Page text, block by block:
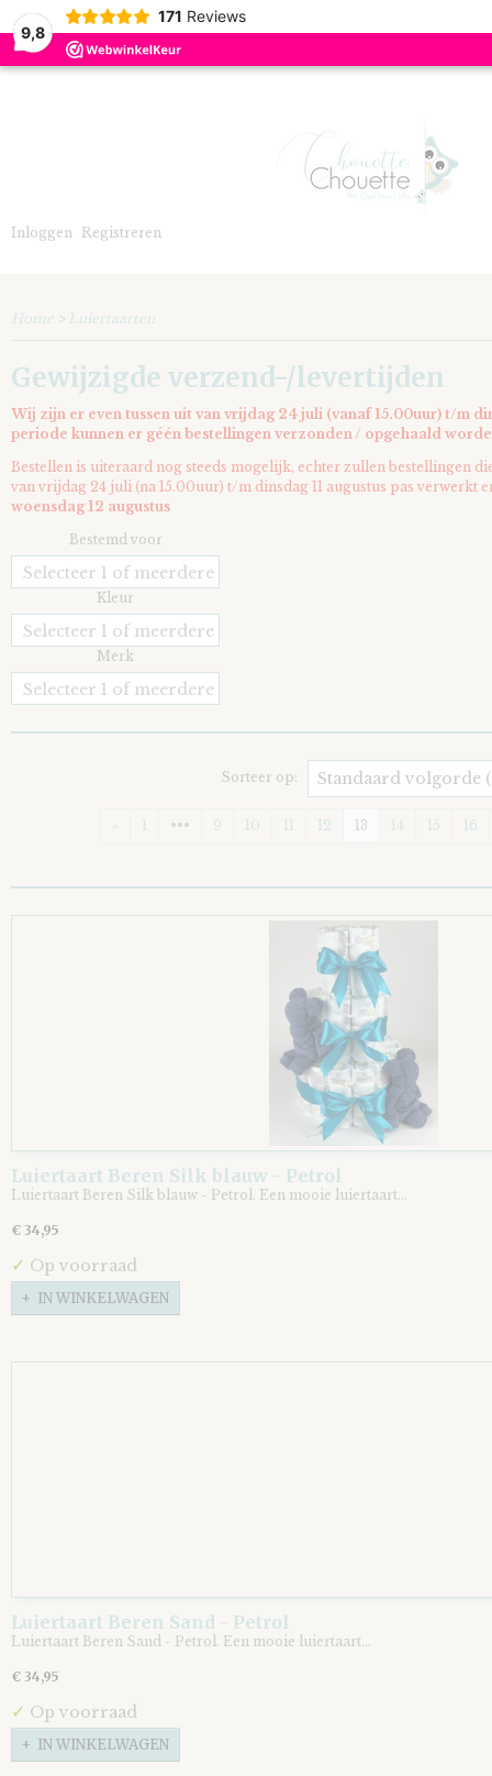
9,8
171 Reviews
Inloggen Registreren
Home > Luiertaarten
Gewijzigde verzend-/levertijden
Wij zijn er even tussen uit van vrijdag 24 juli (vanaf 15.00uur) t/m
periode kunnen er géén bestellingen verzonden / opgehaald
Bestellen is uiteraard nog steeds mogelijk, echter zullen bestellingen
van vrijdag 24 juli (na 15.00uur) t/m dinsdag 11 augustus pas verwerkt
woensdag 12 augustus
Bestemd voor
Selecteer 1 of meerdere
opties
Kleur
Selecteer 1 of meerdere
opties
Merk
Selecteer 1 of meerdere
Sorteer op:
« 1 ••• 9 10 11 12 13 14 15 16
Luiertaart Beren Silk blauw - Petrol
Luiertaart Beren Silk blauw - Petrol. Een mooie luiertaart…
€ 34,95
✓ Op voorraad
IN WINKELWAGEN
Luiertaart Beren Sand - Petrol
Luiertaart Beren Sand - Petrol. Een mooie luiertaart…
€ 34,95
✓ Op voorraad
IN WINKELWAGEN